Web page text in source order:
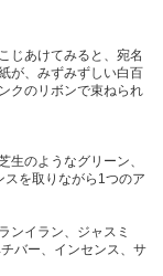
じあけてみると、宛名
が、みずみずしい白百
クのリボンで束ねられ
生のようなグリーン、
を取りながら1つのア
ンイラン、ジャスミ
バー、インセンス、サ